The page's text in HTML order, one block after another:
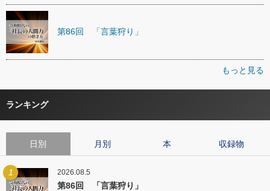
第86回 「言葉狩り」
もっと見る
ランキング
日別 月別 本 収録物
1 2026.08.5
第86回 「言葉狩り」